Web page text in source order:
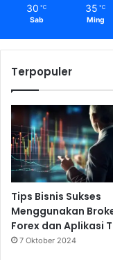
30 ℃
Sab
35 ℃
Ming
Terpopuler
Tips Bisnis Sukses
Menggunakan
Forex dan Aplikasi
7 Oktober 2024